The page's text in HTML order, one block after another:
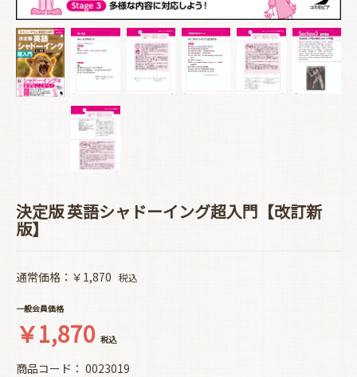
決定版 英語シャドーイング超入門【改訂新
版】
通常価格：￥1,870 税込
一般会員価格
￥1,870 税込
商品コード： 0023019